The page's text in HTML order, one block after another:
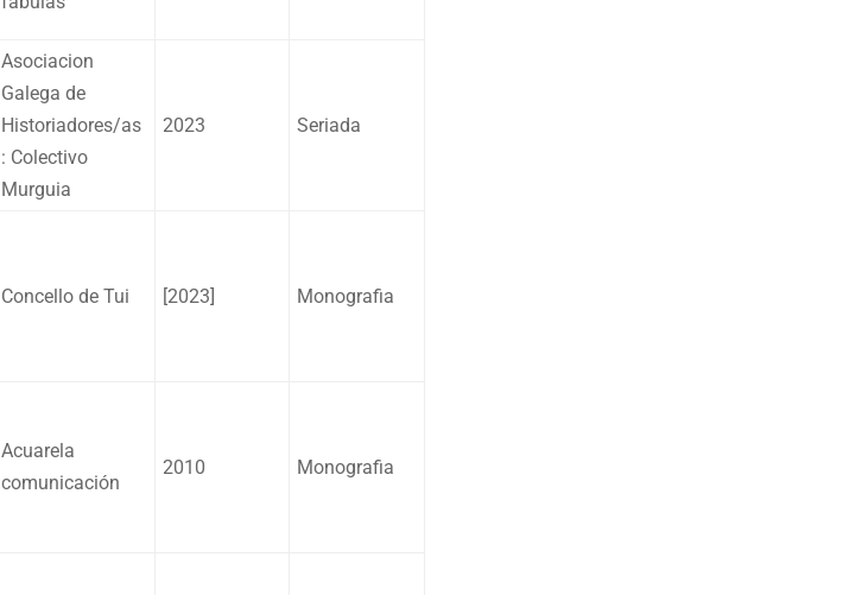
Asociacion
Galega de
Historiadores/as
: Colectivo
Murguia
2023 Seriada
Concello de Tui [2023] Monografia
Acuarela
comunicación
2010 Monografia